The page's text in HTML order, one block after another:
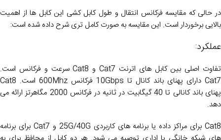
در حالی که مقایسه فرکانس انتقال و طول کابل کشی این کابل ها از اهمیت
بالایی برخوردار است. این مقایسه به صورت کامل تری شرح داده شده است:
عملکرد:
تفاوت اصلی بین کابل های اترنت Cat7 و Cat8 سرعت و فرکانس است.
Cat7 دارای پهنای باند کانال تا 10Gbps فرکانس 600Mhz است. Cat8
پهنای باند کانالی تا 40 گیگابیت در ثانیه در فرکانس 2000 مگاهرتز ارائه می
دهد.
Cat8 برای مراکز داده یا برنامه های کاربردی 25G/40G و Cat7 برای برنامه